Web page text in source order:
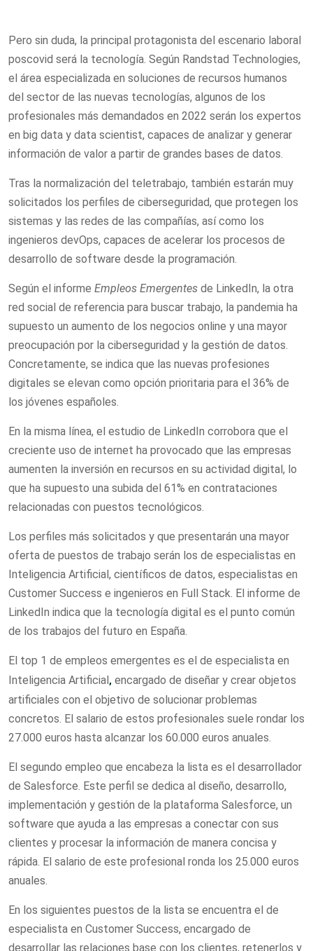
Pero sin duda, la principal protagonista del escenario laboral
poscovid será la tecnología. Según Randstad Technologies,
el área especializada en soluciones de recursos humanos
del sector de las nuevas tecnologías, algunos de los
profesionales más demandados en 2022 serán los expertos
en big data y data scientist, capaces de analizar y generar
información de valor a partir de grandes bases de datos.
Tras la normalización del teletrabajo, también estarán muy
solicitados los perfiles de ciberseguridad, que protegen los
sistemas y las redes de las compañías, así como los
ingenieros devOps, capaces de acelerar los procesos de
desarrollo de software desde la programación.
Según el informe Empleos Emergentes de LinkedIn, la otra
red social de referencia para buscar trabajo, la pandemia ha
supuesto un aumento de los negocios online y una mayor
preocupación por la ciberseguridad y la gestión de datos.
Concretamente, se indica que las nuevas profesiones
digitales se elevan como opción prioritaria para el 36% de
los jóvenes españoles.
En la misma línea, el estudio de LinkedIn corrobora que el
creciente uso de internet ha provocado que las empresas
aumenten la inversión en recursos en su actividad digital, lo
que ha supuesto una subida del 61% en contrataciones
relacionadas con puestos tecnológicos.
Los perfiles más solicitados y que presentarán una mayor
oferta de puestos de trabajo serán los de especialistas en
Inteligencia Artificial, científicos de datos, especialistas en
Customer Success e ingenieros en Full Stack. El informe de
LinkedIn indica que la tecnología digital es el punto común
de los trabajos del futuro en España.
El top 1 de empleos emergentes es el de especialista en
Inteligencia Artificial, encargado de diseñar y crear objetos
artificiales con el objetivo de solucionar problemas
concretos. El salario de estos profesionales suele rondar los
27.000 euros hasta alcanzar los 60.000 euros anuales.
El segundo empleo que encabeza la lista es el desarrollador
de Salesforce. Este perfil se dedica al diseño, desarrollo,
implementación y gestión de la plataforma Salesforce, un
software que ayuda a las empresas a conectar con sus
clientes y procesar la información de manera concisa y
rápida. El salario de este profesional ronda los 25.000 euros
anuales.
En los siguientes puestos de la lista se encuentra el de
especialista en Customer Success, encargado de
desarrollar las relaciones base con los clientes, retenerlos y